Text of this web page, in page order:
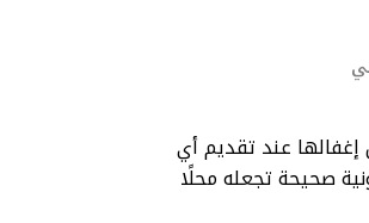
عند تقديم أي
صحيحة تجعله محلًا